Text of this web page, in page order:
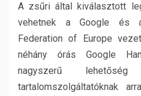
A zsűri által kiválasztott
vehetnek a Google és
Federation of Europe
néhány órás Google
nagyszerű
tartalomszolgáltatóknak